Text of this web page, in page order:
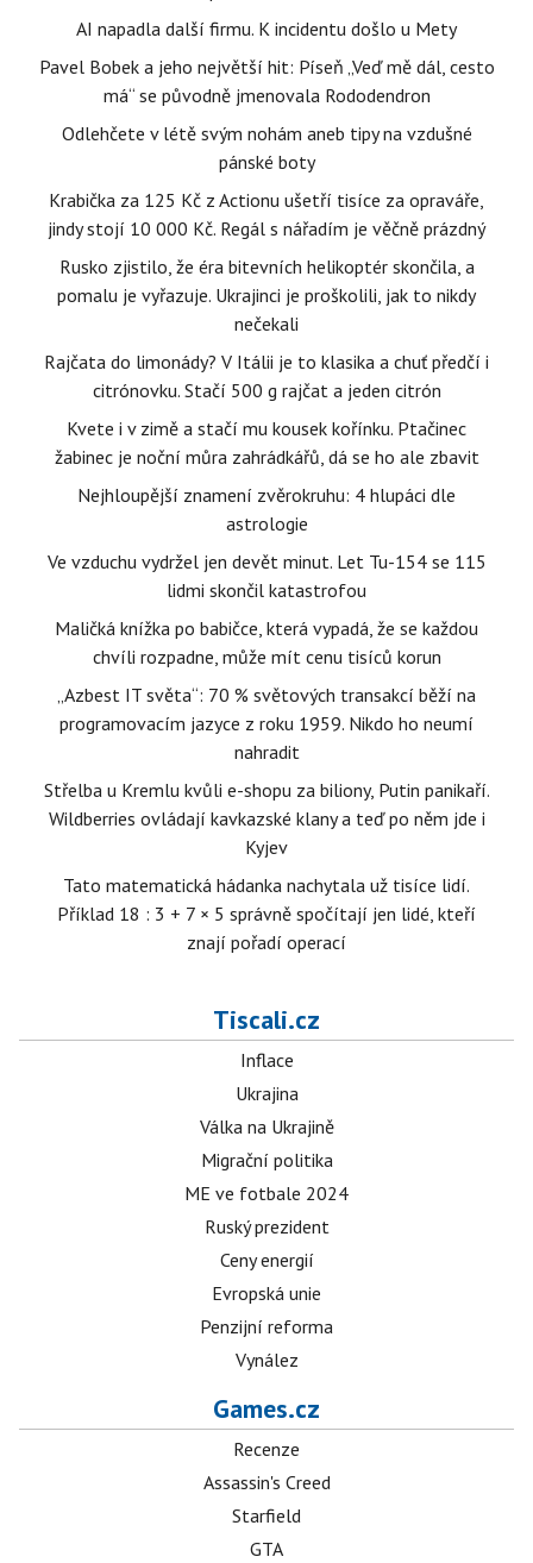
AI napadla další firmu. K incidentu došlo u Mety
Pavel Bobek a jeho největší hit: Píseň „Veď mě dál, cesto
má“ se původně jmenovala Rododendron
Odlehčete v létě svým nohám aneb tipy na vzdušné
pánské boty
Krabička za 125 Kč z Actionu ušetří tisíce za opraváře,
jindy stojí 10 000 Kč. Regál s nářadím je věčně prázdný
Rusko zjistilo, že éra bitevních helikoptér skončila, a
pomalu je vyřazuje. Ukrajinci je proškolili, jak to nikdy
nečekali
Rajčata do limonády? V Itálii je to klasika a chuť předčí i
citrónovku. Stačí 500 g rajčat a jeden citrón
Kvete i v zimě a stačí mu kousek kořínku. Ptačinec
žabinec je noční můra zahrádkářů, dá se ho ale zbavit
Nejhloupější znamení zvěrokruhu: 4 hlupáci dle
astrologie
Ve vzduchu vydržel jen devět minut. Let Tu-154 se 115
lidmi skončil katastrofou
Maličká knížka po babičce, která vypadá, že se každou
chvíli rozpadne, může mít cenu tisíců korun
„Azbest IT světa“: 70 % světových transakcí běží na
programovacím jazyce z roku 1959. Nikdo ho neumí
nahradit
Střelba u Kremlu kvůli e-shopu za biliony, Putin panikaří.
Wildberries ovládají kavkazské klany a teď po něm jde i
Kyjev
Tato matematická hádanka nachytala už tisíce lidí.
Příklad 18 : 3 + 7 × 5 správně spočítají jen lidé, kteří
znají pořadí operací
Tiscali.cz
Inflace
Ukrajina
Válka na Ukrajině
Migrační politika
ME ve fotbale 2024
Ruský prezident
Ceny energií
Evropská unie
Penzijní reforma
Vynález
Games.cz
Recenze
Assassin's Creed
Starfield
GTA